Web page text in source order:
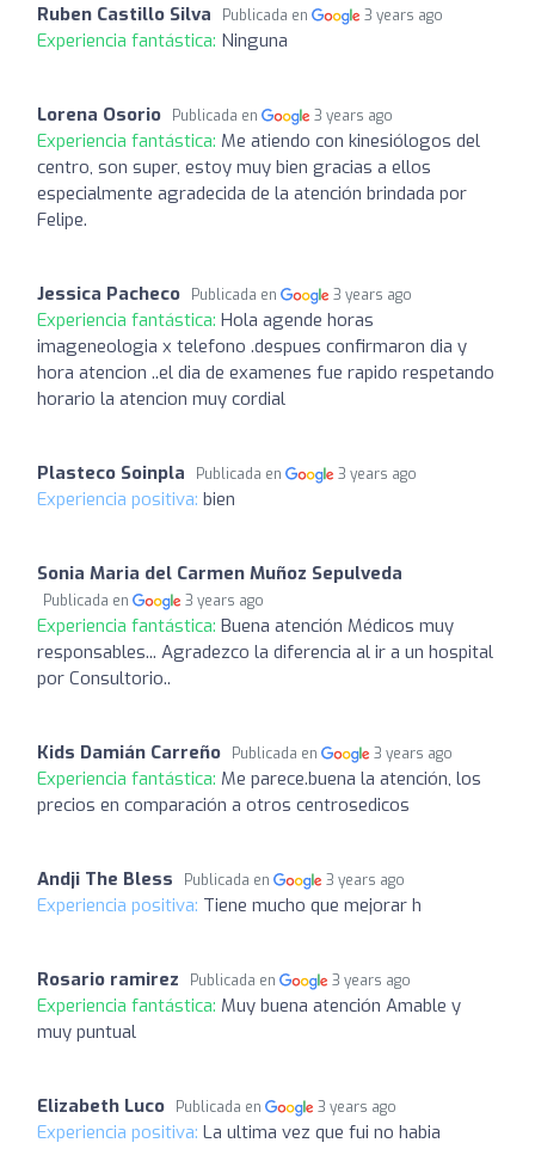
Ruben Castillo Silva Publicada en 3 years ago
Experiencia fantástica: Ninguna
Lorena Osorio Publicada en 3 years ago
Experiencia fantástica: Me atiendo con kinesiólogos del
centro, son super, estoy muy bien gracias a ellos
especialmente agradecida de la atención brindada por
Felipe.
Jessica Pacheco Publicada en 3 years ago
Experiencia fantástica: Hola agende horas
imageneologia x telefono .despues confirmaron dia y
hora atencion ..el dia de examenes fue rapido respetando
horario la atencion muy cordial
Plasteco Soinpla Publicada en 3 years ago
Experiencia positiva: bien
Sonia Maria del Carmen Muñoz Sepulveda
Publicada en 3 years ago
Experiencia fantástica: Buena atención Médicos muy
responsables... Agradezco la diferencia al ir a un hospital
por Consultorio..
Kids Damián Carreño Publicada en 3 years ago
Experiencia fantástica: Me parece.buena la atención, los
precios en comparación a otros centrosedicos
Andji The Bless Publicada en 3 years ago
Experiencia positiva: Tiene mucho que mejorar h
Rosario ramirez Publicada en 3 years ago
Experiencia fantástica: Muy buena atención Amable y
muy puntual
Elizabeth Luco Publicada en 3 years ago
Experiencia positiva: La ultima vez que fui no habia